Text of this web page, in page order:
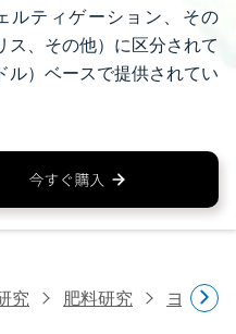
ルティゲーション、その
ス、その他）に区分されて
ル）ベースで提供されてい
究 肥料研究 ヨーロ